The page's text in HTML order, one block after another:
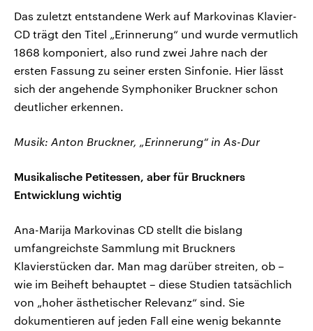
Das zuletzt entstandene Werk auf Markovinas Klavier-
CD trägt den Titel „Erinnerung“ und wurde vermutlich
1868 komponiert, also rund zwei Jahre nach der
ersten Fassung zu seiner ersten Sinfonie. Hier lässt
sich der angehende Symphoniker Bruckner schon
deutlicher erkennen.
Musik: Anton Bruckner, „Erinnerung“ in As-Dur
Musikalische Petitessen, aber für Bruckners
Entwicklung wichtig
Ana-Marija Markovinas CD stellt die bislang
umfangreichste Sammlung mit Bruckners
Klavierstücken dar. Man mag darüber streiten, ob –
wie im Beiheft behauptet – diese Studien tatsächlich
von „hoher ästhetischer Relevanz“ sind. Sie
dokumentieren auf jeden Fall eine wenig bekannte